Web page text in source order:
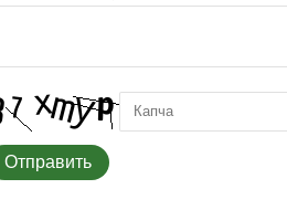
Отправить